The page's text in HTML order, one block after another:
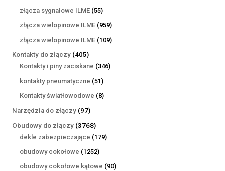
złącza sygnałowe ILME 5555
produktów
złącza wielopinowe ILME 959959
produktów
złącza wielopinowe ILME 109109
Kontakty do złączy 405405
produktów
Kontakty i piny zaciskane 346346
kontakty pneumatyczne 5151
produktów
Kontakty światłowodowe 88
Narzędzia do złączy 9797
produktów
Obudowy do złączy 37683768
produktów
dekle zabezpieczające 179179
obudowy cokołowe 12521252
produkty
obudowy cokołowe kątowe 9090